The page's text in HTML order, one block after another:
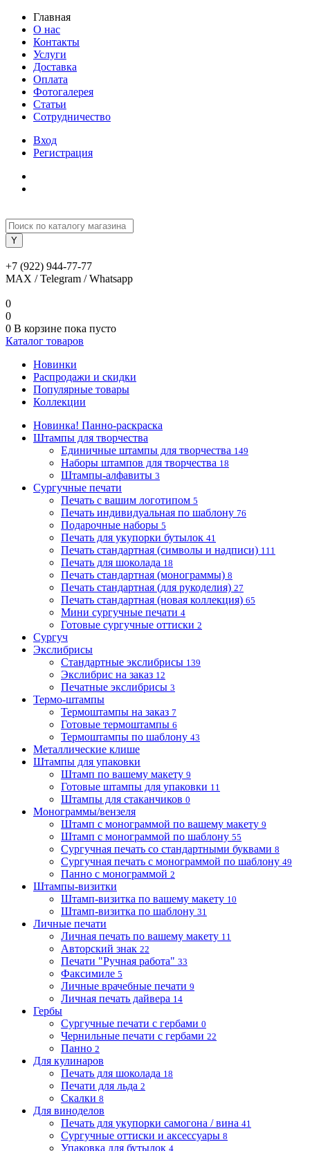
Главная
О нас
Контакты
Услуги
Доставка
Оплата
Фотогалерея
Статьи
Сотрудничество
Вход
Регистрация
+7 (922) 944-77-77
MAX / Telegram / Whatsapp
0
0
0 В корзине пока пусто
Каталог товаров
Новинки
Распродажи и скидки
Популярные товары
Коллекции
Новинка! Панно-раскраска
Штампы для творчества
Единичные штампы для творчества 149
Наборы штампов для творчества 18
Штампы-алфавиты 3
Сургучные печати
Печать с вашим логотипом 5
Печать индивидуальная по шаблону 76
Подарочные наборы 5
Печать для укупорки бутылок 41
Печать стандартная (символы и надписи) 111
Печать для шоколада 18
Печать стандартная (монограммы) 8
Печать стандартная (для рукоделия) 27
Печать стандартная (новая коллекция) 65
Мини сургучные печати 4
Готовые сургучные оттиски 2
Сургуч
Экслибрисы
Стандартные экслибрисы 139
Экслибрис на заказ 12
Печатные экслибрисы 3
Термо-штампы
Термоштампы на заказ 7
Готовые термоштампы 6
Термоштампы по шаблону 43
Металлические клише
Штампы для упаковки
Штамп по вашему макету 9
Готовые штампы для упаковки 11
Штампы для стаканчиков 0
Монограммы/вензеля
Штамп с монограммой по вашему макету 9
Штамп с монограммой по шаблону 55
Сургучная печать со стандартными буквами 8
Сургучная печать с монограммой по шаблону 49
Панно с монограммой 2
Штампы-визитки
Штамп-визитка по вашему макету 10
Штамп-визитка по шаблону 31
Личные печати
Личная печать по вашему макету 11
Авторский знак 22
Печати "Ручная работа" 33
Факсимиле 5
Личные врачебные печати 9
Личная печать дайвера 14
Гербы
Сургучные печати с гербами 0
Чернильные печати с гербами 22
Панно 2
Для кулинаров
Печать для шоколада 18
Печати для льда 2
Скалки 8
Для виноделов
Печать для укупорки самогона / вина 41
Сургучные оттиски и аксессуары 8
Упаковка для бутылок 4